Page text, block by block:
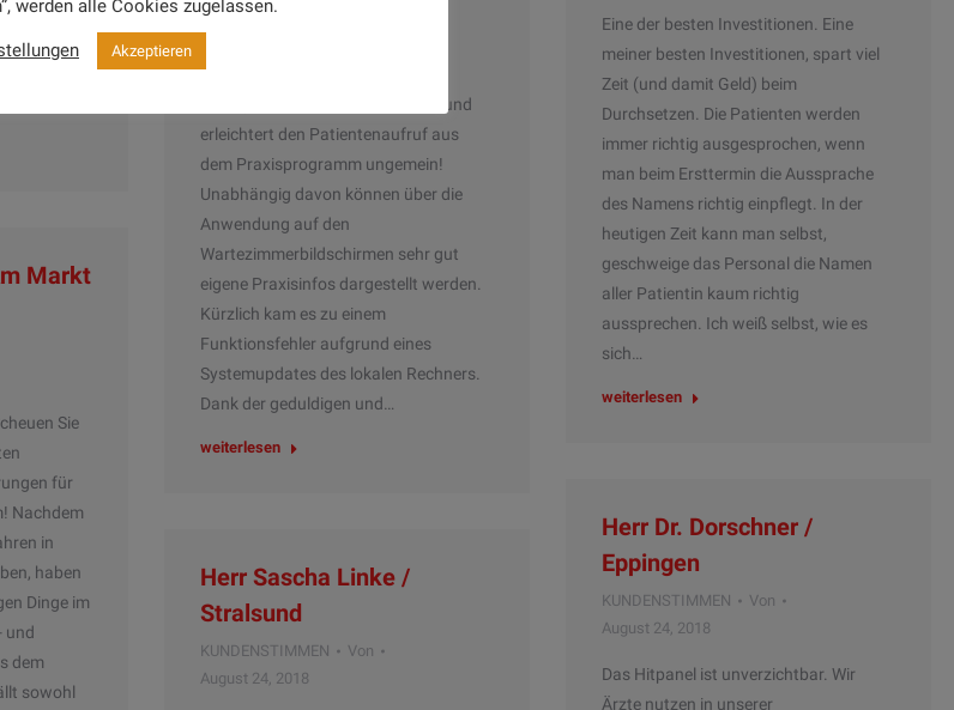
war
Eine der besten Investitionen. Eine
meiner besten Investitionen, spart viel
Zeit (und damit Geld) beim
Durchsetzen. Die Patienten werden
immer richtig ausgesprochen, wenn
man beim Ersttermin die Aussprache
des Namens richtig einpflegt. In der
heutigen Zeit kann man selbst,
geschweige das Personal die Namen
aller Patientin kaum richtig
aussprechen. Ich weiß selbst, wie es
sich…
weiterlesen
HitPanel wird in unserer Praxis (4
Ärzte!) seit gut 2 Jahren genutzt und
erleichtert den Patientenaufruf aus
dem Praxisprogramm ungemein!
Unabhängig davon können über die
Anwendung auf den
Wartezimmerbildschirmen sehr gut
eigene Praxisinfos dargestellt werden.
Kürzlich kam es zu einem
Funktionsfehler aufgrund eines
Systemupdates des lokalen Rechners.
Dank der geduldigen und…
weiterlesen
Markt
Sie
für
Nachdem
in
haben
Dinge im
und
dem
sowohl
Herr Dr. Dorschner /
Eppingen
KUNDENSTIMMEN
Von
August 24, 2018
Das Hitpanel ist unverzichtbar. Wir
Ärzte nutzen in unserer
Herr Sascha Linke /
Stralsund
KUNDENSTIMMEN
Von
August 24, 2018
werden alle Cookies zugelassen.
Akzeptieren